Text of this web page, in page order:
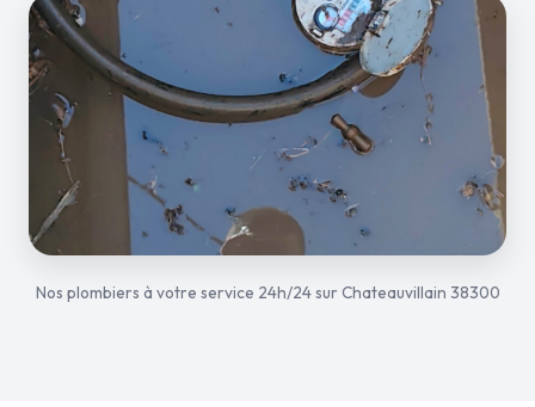
Nos plombiers à votre service 24h/24 sur Chateauvillain 38300